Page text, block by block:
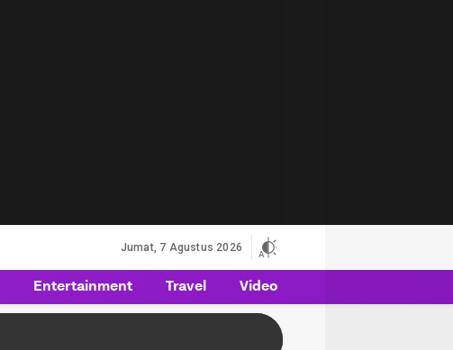
Jumat, 7 Agustus 2026
Entertainment Travel Video